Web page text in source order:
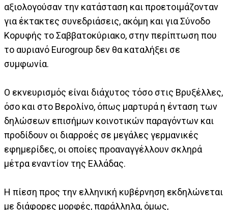
αξιολογούσαν την κατάσταση και προετοιμάζονταν
για έκτακτες συνεδριάσεις, ακόμη και για Σύνοδο
Κορυφής το Σαββατοκύριακο, στην περίπτωση που
το αυριανό Eurogroup δεν θα καταλήξει σε
συμφωνία.
Ο εκνευρισμός είναι διάχυτος τόσο στις Βρυξέλλες,
όσο και στο Βερολίνο, όπως μαρτυρά η ένταση των
δηλώσεων επισήμων κοινοτικών παραγόντων και
προδίδουν οι διαρροές σε μεγάλες γερμανικές
εφημερίδες, οι οποίες προαναγγέλλουν σκληρά
μέτρα εναντίον της Ελλάδας.
Η πίεση προς την ελληνική κυβέρνηση εκδηλώνεται
με διάφορες μορφές, παράλληλα, όμως,